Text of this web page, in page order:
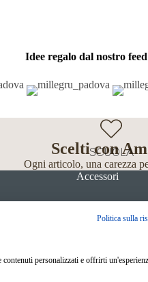
SCUOLA
Idee regalo dal nostro
Scelti con
Ogni articolo, una carezza
Accessori
Metodi di
Politica sulla
personalizzati e offrirti